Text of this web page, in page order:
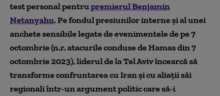
test personal pentrupremierulBenjamin
Netanyahu. Pe fondul presiunilor interne și al unei
anchete sensibile legate de evenimentele de pe 7
octombrie (n.r. atacurile conduse de Hamas din 7
octombrie 2023), liderul de la Tel Aviv încearcă să
transforme confruntarea cu Iran și cu aliații săi
regionali într-un argument politic care să-i